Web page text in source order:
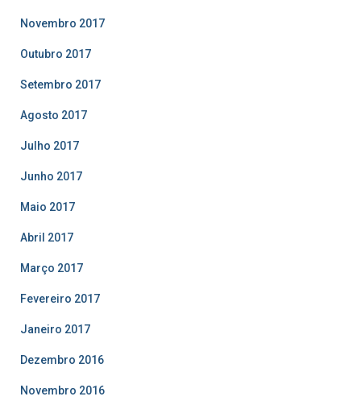
Novembro 2017
Outubro 2017
Setembro 2017
Agosto 2017
Julho 2017
Junho 2017
Maio 2017
Abril 2017
Março 2017
Fevereiro 2017
Janeiro 2017
Dezembro 2016
Novembro 2016